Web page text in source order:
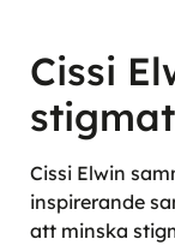
Cissi
Cissi Elwin
inspirerande
att minska